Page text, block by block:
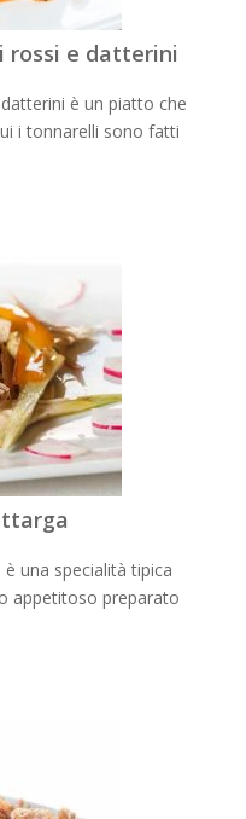
rossi e datterini
è un piatto che
i tonnarelli sono fatti
una specialità tipica
appetitoso preparato